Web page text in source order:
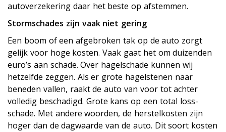
autoverzekering daar het beste op afstemmen.
Stormschades zijn vaak niet gering
Een boom of een afgebroken tak op de auto zorgt
gelijk voor hoge kosten. Vaak gaat het om duizenden
euro’s aan schade. Over hagelschade kunnen wij
hetzelfde zeggen. Als er grote hagelstenen naar
beneden vallen, raakt de auto van voor tot achter
volledig beschadigd. Grote kans op een total loss-
schade. Met andere woorden, de herstelkosten zijn
hoger dan de dagwaarde van de auto. Dit soort kosten